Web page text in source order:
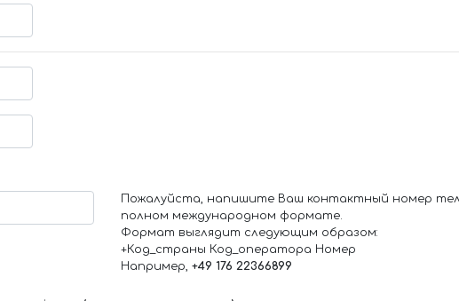
Пожалуйста, напишите Ваш контактный номер
полном международном формате.
Формат выглядит следующим образом:
+Код_страны Код_оператора Номер
Например, +49 176 22366899